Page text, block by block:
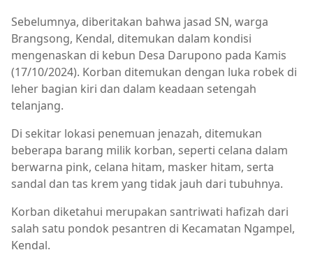
Sebelumnya, diberitakan bahwa jasad SN, warga
Brangsong, Kendal, ditemukan dalam kondisi
mengenaskan di kebun Desa Darupono pada Kamis
(17/10/2024). Korban ditemukan dengan luka robek di
leher bagian kiri dan dalam keadaan setengah
telanjang.
Di sekitar lokasi penemuan jenazah, ditemukan
beberapa barang milik korban, seperti celana dalam
berwarna pink, celana hitam, masker hitam, serta
sandal dan tas krem yang tidak jauh dari tubuhnya.
Korban diketahui merupakan santriwati hafizah dari
salah satu pondok pesantren di Kecamatan Ngampel,
Kendal.